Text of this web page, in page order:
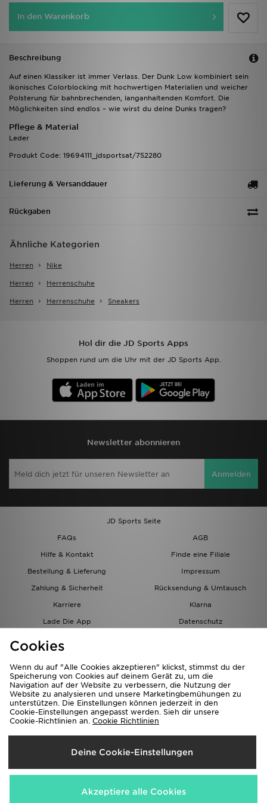
In den Warenkorb
Beschreibung
Auf einen Klassiker ist immer Verlass. Der Dunk Low kombiniert sein
ikonisches Colorblocking mit hochwertigen Materialien und weicher
Polsterung für bahnbrechenden, langanhaltenden Komfort. Die
Möglichkeiten sind endlos – wie wirst du deine Dunks tragen?
Pflege & Material
Leder
Produkt Code: 19694111_jdsportsat/752280
Lieferung & Versanddauer
Rückgaben
Ähnliche Kategorien
Herren Nike
Herren Herrenschuhe
Herren Herrenschuhe Sneakers
Hol dir die JD Sports Apps
Shoppen rund um die Uhr mit der JD Sports App.
Newsletter abonnieren
Anmelden
JD Sports Seite
FAQs
AGB
Hilfe & Kontakt
Finde eine Filiale
Bestellung & Lieferung
Impressum
Zahlung & Sicherheit
Rücksendung & Umtausch
Karriere
Klarna
Lade Die App
Datenschutz
Lieferung Nach
Österreich
Wir akzeptieren folgende Zahlungsmethoden
Cookies
Wenn du auf "Alle Cookies akzeptieren" klickst, stimmst du der
Speicherung von Cookies auf deinem Gerät zu, um die
Navigation auf der Website zu verbessern, die Nutzung der
Website zu analysieren und unsere Marketingbemühungen zu
unterstützen. Die Einstellungen können jederzeit in den
Cookie-Einstellungen angepasst werden. Sieh dir unsere
Cookie-Richtlinien an. Cookie Richtlinien
Deine Cookie-Einstellungen
Akzeptiere alle Cookies